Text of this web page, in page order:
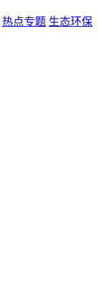
热点专题 生态环保